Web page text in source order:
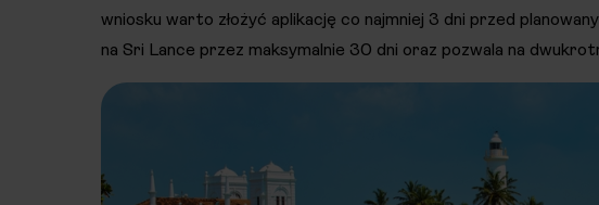
wniosku warto złożyć aplikację co najmniej 3 dni przed
na Sri Lance przez maksymalnie 30 dni oraz pozwala na